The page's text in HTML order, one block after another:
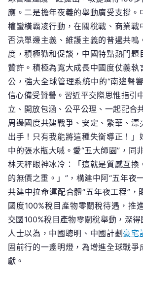
應。二是擔年夜義的舉動廣受支撐。
權蠻橫霸凌行動，在關稅戰、商業戰
否決單邊主義、維護主義的普遍共鳴
度，積極勸和促談，中國特點熱門題
贊許。積極為寬大成長中國度仗義執
公，強大全球管理系統中的“南邊聲
信心備受贊譽。習近平交際思惟指引
立、開放包涵、公平公理、一起配合
周邊國度共建戰爭、安定、繁華、漂
出手！只有我能將這種失衡導正！」
中的張水瓶大喊。愛“五大師園”，同
林天秤眼神冰冷：「這就是質感互換
的無價之重。」”，構建中阿“五年夜
共建中拉命運配合體“五年夜工程”，
國度100%稅目產物零關稅待遇，推
交國100%稅目產物零關稅舉動，深
人士以為，中國聰明、中國計劃 豪宅
固前行的一盞明燈，為增進全球戰爭
獻。